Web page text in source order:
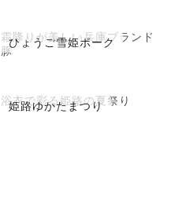
ひょうご雪姫ポーク
霜降りが美しい兵庫ブランド
豚
姫路ゆかたまつり
浴衣で彩る姫路の夏祭り